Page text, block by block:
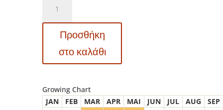
Polar
Bear
(Cucurbita
ποσότητα
Προσθήκη
στο καλάθι
Growing Chart
JAN
FEB MAR APR MAI JUN JUL AUG SEP